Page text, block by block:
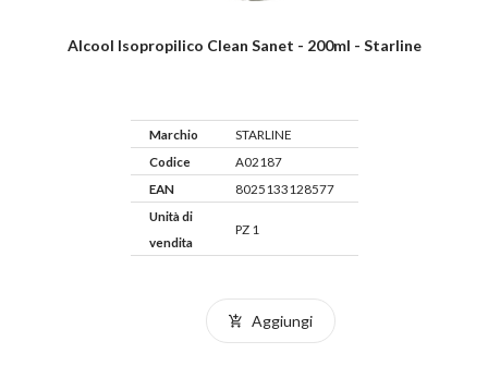
Alcool Isopropilico Clean Sanet - 200ml - Starline
Marchio
STARLINE
Codice
A02187
EAN
8025133128577
Unità di
vendita
PZ 1
Aggiungi